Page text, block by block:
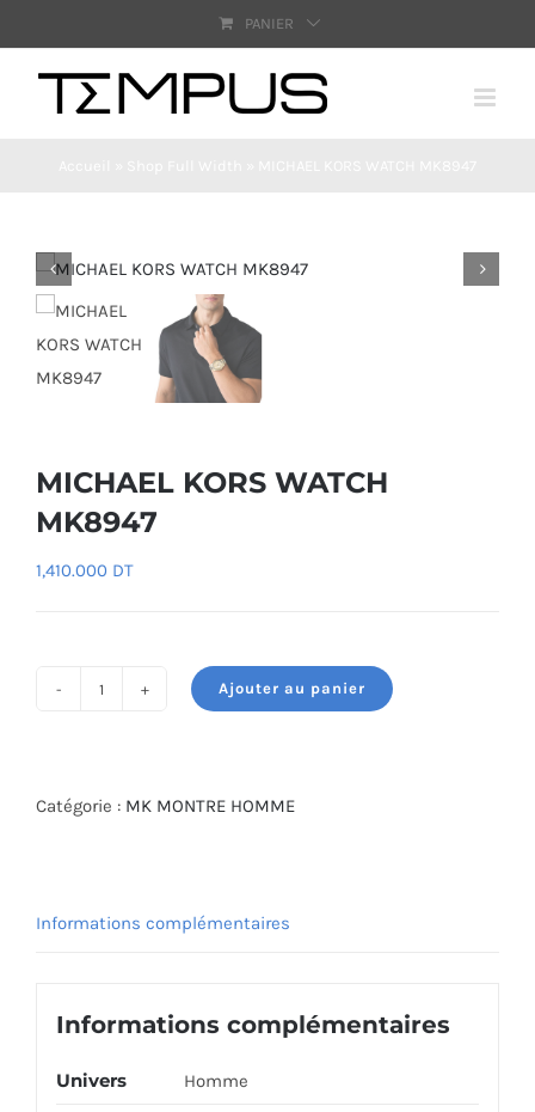
au
contenu
PANIER
MICHAEL KORS WATCH
MK8947
1,410.000 DT
KORS
Ajouter au panier
Catégorie : MK MONTRE HOMME
Informations complémentaires
Informations complémentaires
Univers Homme